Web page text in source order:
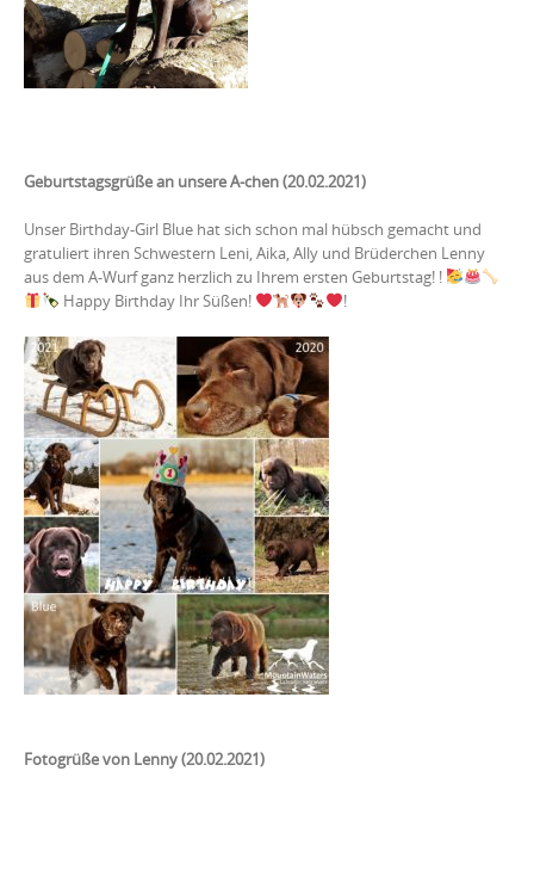
Geburtstagsgrüße an unsere A-chen (20.02.2021)
Unser Birthday-Girl Blue hat sich schon mal hübsch gemacht und
gratuliert ihren Schwestern Leni, Aika, Ally und Brüderchen Lenny
aus dem A-Wurf ganz herzlich zu Ihrem ersten Geburtstag! !
Happy Birthday Ihr Süßen!
!
Fotogrüße von Lenny (20.02.2021)